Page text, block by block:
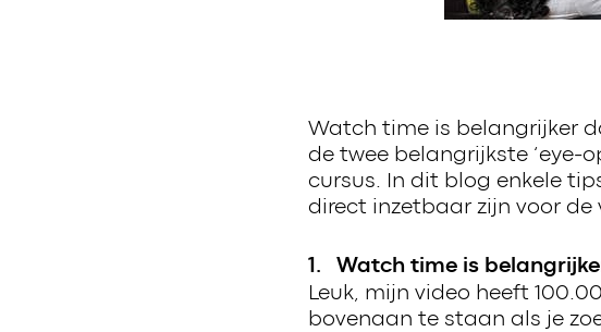
Watch time is belangrijker
de twee belangrijkste ‘eye-
cursus. In dit blog enkele
direct inzetbaar zijn voor
1. Watch time is
Leuk, mijn video heeft
bovenaan te staan als je